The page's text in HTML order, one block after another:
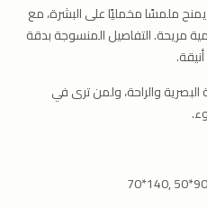
ملمسًا مخمليًا على البشرة، مع
مريحة. التفاصيل المنسوجة بدقة
البصرية والراحة، ولمن ترى في